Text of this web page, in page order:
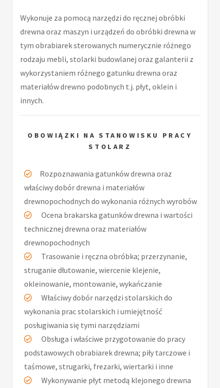
Wykonuje za pomocą narzędzi do ręcznej obróbki
drewna oraz maszyn i urządzeń do obróbki drewna w
tym obrabiarek sterowanych numerycznie różnego
rodzaju mebli, stolarki budowlanej oraz galanterii z
wykorzystaniem różnego gatunku drewna oraz
materiałów drewno podobnych t.j. płyt, oklein i
innych.
OBOWIĄZKI NA STANOWISKU PRACY
STOLARZ
Rozpoznawania gatunków drewna oraz
właściwy dobór drewna i materiałów
drewnopochodnych do wykonania różnych wyrobów
Ocena brakarska gatunków drewna i wartości
technicznej drewna oraz materiałów
drewnopochodnych
Trasowanie i ręczna obróbka; przerzynanie,
struganie dłutowanie, wiercenie klejenie,
okleinowanie, montowanie, wykańczanie
Właściwy dobór narzędzi stolarskich do
wykonania prac stolarskich i umiejętność
posługiwania się tymi narzędziami
Obsługa i właściwe przygotowanie do pracy
podstawowych obrabiarek drewna; piły tarczowe i
taśmowe, strugarki, frezarki, wiertarki i inne
Wykonywanie płyt metodą klejonego drewna